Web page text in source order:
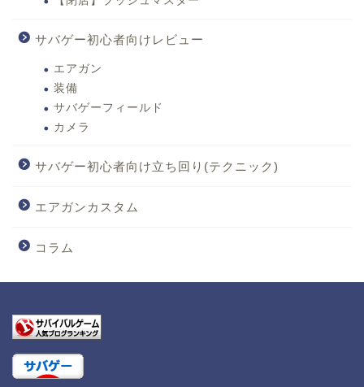
サバゲー初心者向けレビュー
エアガン
装備
サバゲーフィールド
カメラ
サバゲー初心者向け立ち回り(テクニック)
エアガンカスタム
コラム